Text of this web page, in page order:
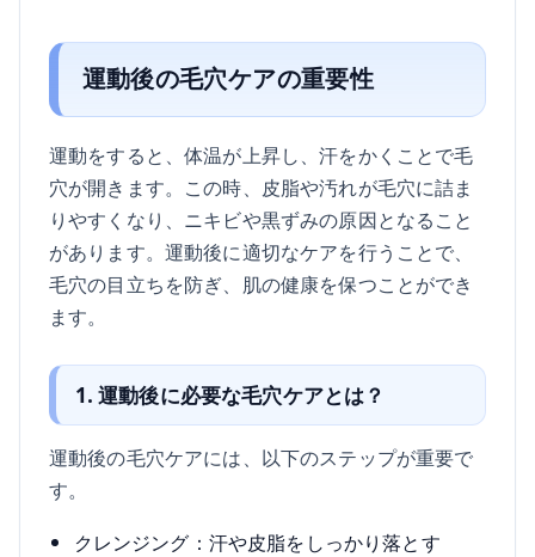
運動後の毛穴ケアの重要性
運動をすると、体温が上昇し、汗をかくことで毛
穴が開きます。この時、皮脂や汚れが毛穴に詰ま
りやすくなり、ニキビや黒ずみの原因となること
があります。運動後に適切なケアを行うことで、
毛穴の目立ちを防ぎ、肌の健康を保つことができ
ます。
1. 運動後に必要な毛穴ケアとは？
運動後の毛穴ケアには、以下のステップが重要で
す。
クレンジング：汗や皮脂をしっかり落とす